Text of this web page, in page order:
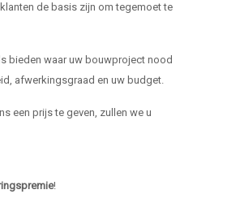
de basis zijn om tegemoet te
bieden waar uw bouwproject nood
afwerkingsgraad en uw budget.
een prijs te geven, zullen we u
!